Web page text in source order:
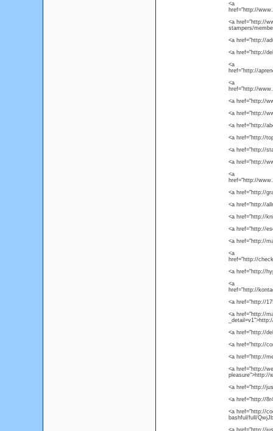
<a
href="http://
<a href="http://
stampers/
<a href="http://
<a href="http://
<a
href="http://
<a
href="http://
<a href="http://
<a href="http://
<a href="http://
<a href="http://
<a href="http://
<a href="http://
<a
href="http://
<a href="http://
<a href="http://
<a href="http://
<a href="http://
<a href="http://
<a
href="http://
<a href="http://
<a
href="http://
<a href="http://
<a href="http://
<a href="http://
<a href="http://
<a href="http://
<a href="http://
pleasure">http://
<a href="http://
<a href="http://
<a href="http://
bashful/full/
<a href="http://